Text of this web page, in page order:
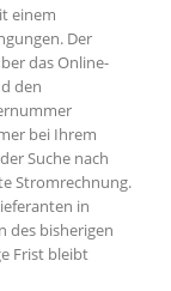
einem
Der
das Online-
den
bei Ihrem
Suche nach
Stromrechnung.
in
des bisherigen
Frist bleibt